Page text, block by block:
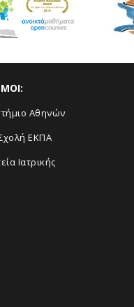
Αθηνών
ΕΚΠΑ
Ιατρικής